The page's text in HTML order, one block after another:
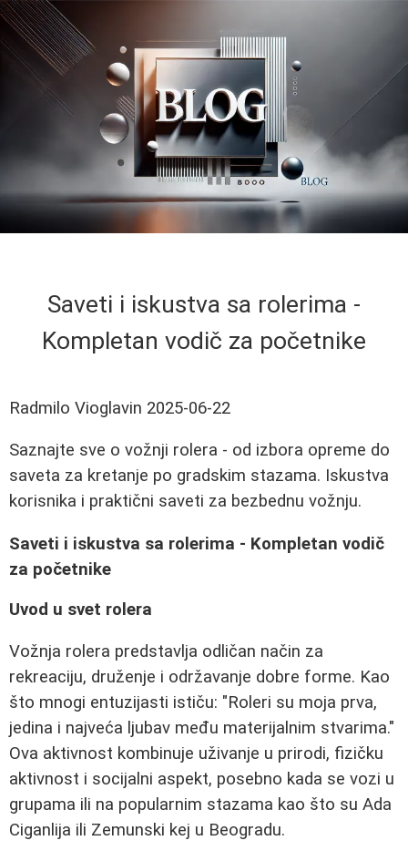
Saveti i iskustva sa rolerima -
Kompletan vodič za početnike
Radmilo Vioglavin 2025-06-22
Saznajte sve o vožnji rolera - od izbora opreme do
saveta za kretanje po gradskim stazama. Iskustva
korisnika i praktični saveti za bezbednu vožnju.
Saveti i iskustva sa rolerima - Kompletan vodič
za početnike
Uvod u svet rolera
Vožnja rolera predstavlja odličan način za
rekreaciju, druženje i održavanje dobre forme. Kao
što mnogi entuzijasti ističu: "Roleri su moja prva,
jedina i najveća ljubav među materijalnim stvarima."
Ova aktivnost kombinuje uživanje u prirodi, fizičku
aktivnost i socijalni aspekt, posebno kada se vozi u
grupama ili na popularnim stazama kao što su Ada
Ciganlija ili Zemunski kej u Beogradu.